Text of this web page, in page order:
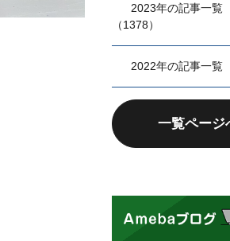
2023年の記事一覧
（1378）
2022年の記事一覧
一覧ページ